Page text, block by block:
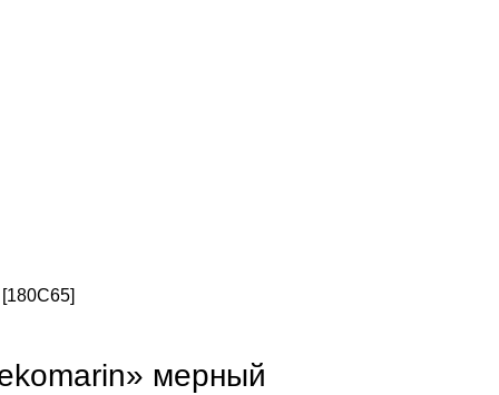
мерный